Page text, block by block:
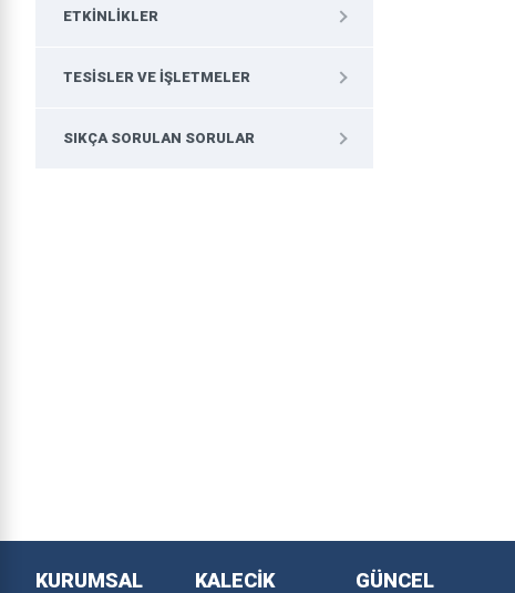
ETKINLIKLER
TESISLER VE İŞLETMELER
SIKÇA SORULAN SORULAR
KURUMSAL KALECİK GÜNCEL